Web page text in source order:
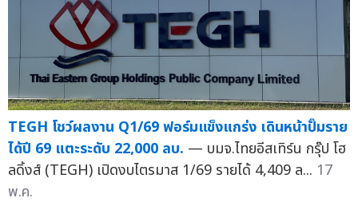
TEGH โชว์ผลงาน Q1/69 ฟอร์มแข็งแกร่ง เดินหน้าปั๊มราย
ได้ปี 69 แตะระดับ 22,000 ลบ. — บมจ.ไทยอีสเทิร์น กรุ๊ป โฮ
ลดิ้งส์ (TEGH) เปิดงบไตรมาส 1/69 รายได้ 4,409 ล... 17
พ.ค.